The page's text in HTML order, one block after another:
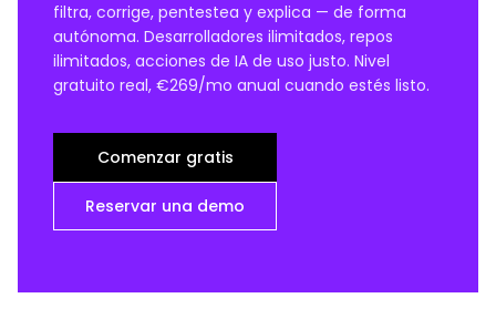
filtra, corrige, pentestea y explica — de forma
autónoma. Desarrolladores ilimitados, repos
ilimitados, acciones de IA de uso justo. Nivel
gratuito real, €269/mo anual cuando estés listo.
Comenzar gratis
Reservar una demo